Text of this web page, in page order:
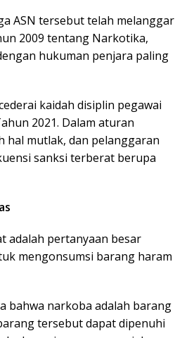
ASN tersebut telah melanggar
2009 tentang Narkotika,
hukuman penjara paling
kaidah disiplin pegawai
2021. Dalam aturan
hal mutlak, dan pelanggaran
sanksi terberat berupa
adalah pertanyaan besar
mengonsumsi barang haram
bahwa narkoba adalah barang
tersebut dapat dipenuhi